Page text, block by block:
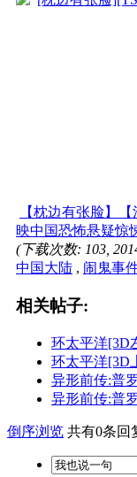
【枕边有张脸】
映中国恐怖悬疑惊
(下载次数: 103,
中国大陆 , 闹鬼事
相关帖子:
环太平洋[3D
环太平洋[3D
异形前传:普
异形前传:普
倒序浏览 共有0条回